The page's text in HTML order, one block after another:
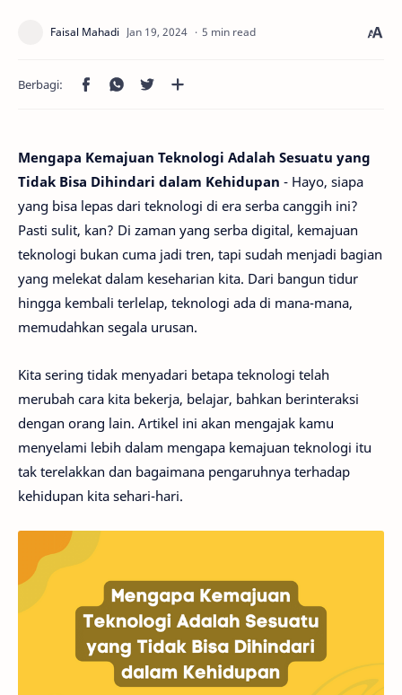
5 min read
Mengapa Kemajuan Teknologi Adalah Sesuatu yang
Tidak Bisa Dihindari dalam Kehidupan - Hayo, siapa
yang bisa lepas dari teknologi di era serba canggih ini?
Pasti sulit, kan? Di zaman yang serba digital, kemajuan
teknologi bukan cuma jadi tren, tapi sudah menjadi bagian
yang melekat dalam keseharian kita. Dari bangun tidur
hingga kembali terlelap, teknologi ada di mana-mana,
memudahkan segala urusan.
Kita sering tidak menyadari betapa teknologi telah
merubah cara kita bekerja, belajar, bahkan berinteraksi
dengan orang lain. Artikel ini akan mengajak kamu
menyelami lebih dalam mengapa kemajuan teknologi itu
tak terelakkan dan bagaimana pengaruhnya terhadap
kehidupan kita sehari-hari.